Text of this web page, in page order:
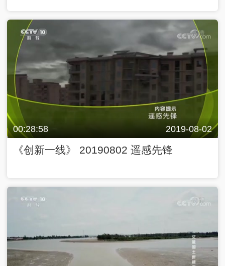
00:28:58 2019-08-02
《创新一线》 20190802 遥感先锋